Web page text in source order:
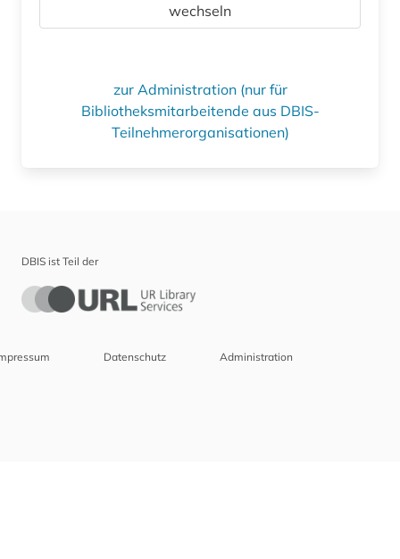
wechseln
zur Administration (nur für
Bibliotheksmitarbeitende aus DBIS-
Teilnehmerorganisationen)
DBIS ist Teil der
Datenschutz Administration